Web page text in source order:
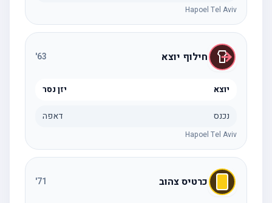
Hapoel Tel Aviv
חילוף יוצא 63
'
יוצא יזן נסר
נכנס דאפה
Hapoel Tel Aviv
כרטיס צהוב 71
'